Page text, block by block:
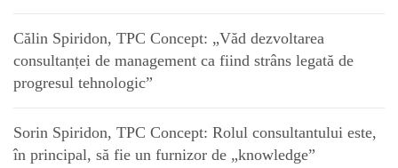
Călin Spiridon, TPC Concept: „Văd dezvoltarea
consultanței de management ca fiind strâns legată de
progresul tehnologic”
Sorin Spiridon, TPC Concept: Rolul consultantului este,
în principal, să fie un furnizor de „knowledge”